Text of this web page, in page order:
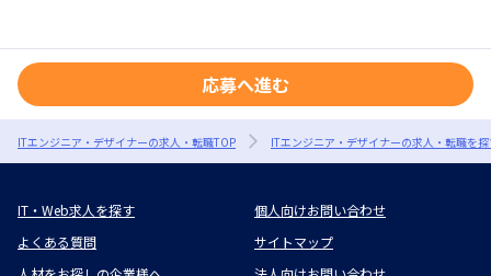
応募へ進む
ITエンジニア・デザイナーの求人・転職TOP ITエンジニア・デザイナーの求人・転職を
IT・Web求人を探す
個人向けお問い合わせ
よくある質問
サイトマップ